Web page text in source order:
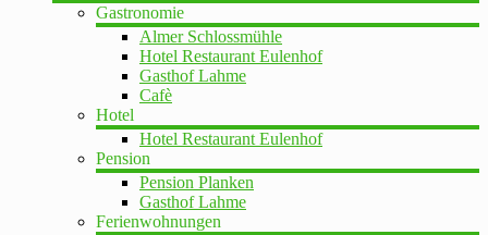
Gastronomie
Almer Schlossmühle
Hotel Restaurant Eulenhof
Gasthof Lahme
Cafè
Hotel
Hotel Restaurant Eulenhof
Pension
Pension Planken
Gasthof Lahme
Ferienwohnungen